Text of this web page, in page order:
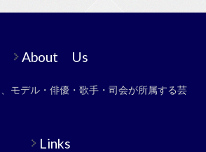
About Us
モデル・俳優・歌手・司会が所属する芸
Links